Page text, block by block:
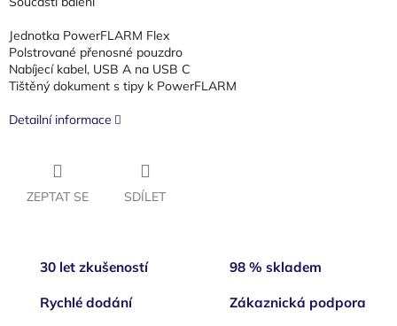
Jednotka PowerFLARM Flex
Polstrované přenosné pouzdro
Nabíjecí kabel, USB A na USB C
Tištěný dokument s tipy k PowerFLARM
Detailní informace
ZEPTAT SE SDÍLET
30 let zkušeností 98 % skladem
Rychlé dodání Zákaznická podpora